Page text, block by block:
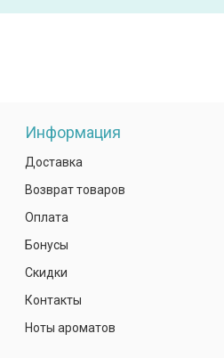
Информация
Доставка
Возврат товаров
Оплата
Бонусы
Скидки
Контакты
Ноты ароматов